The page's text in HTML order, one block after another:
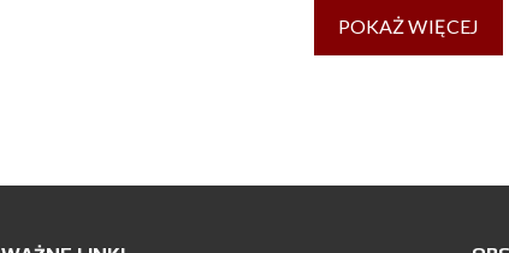
POKAŻ WIĘCEJ